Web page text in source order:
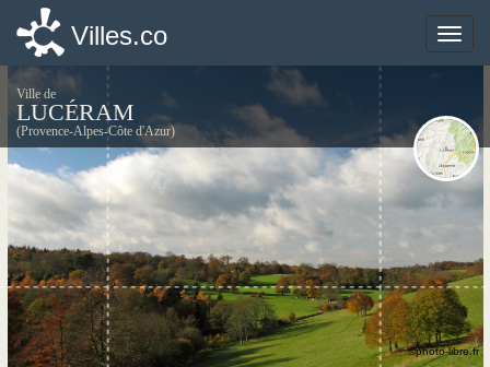
Toggle
Villes.co
Ville de
LUCÉRAM
(Provence-Alpes-Côte d'Azur)
©photo-libre.fr
Toggle
Villes.co